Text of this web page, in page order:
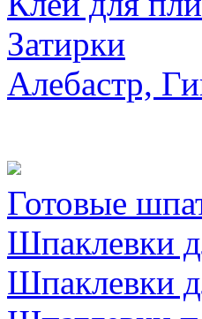
Затирки
Алебастр,
Готовые
Шпаклевки
Шпаклевки